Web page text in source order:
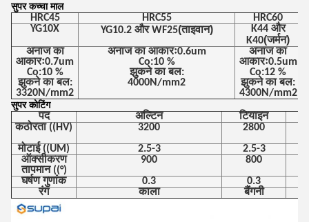
सुपर कच्चा माल
HRC45
HRC55
HRC60
YG10X
YG10.2 और WF25(ताइवान)
K44 और
K40(जर्मन)
अनाज का
आकारः0.7um
Co:10 %
झुकने का बल:
3320N/mm2
अनाज का आकारः0.6um
Co:10 %
झुकने का बल:
4000N/mm2
अनाज का
आकारः0.5um
Co:12 %
झुकने का बल:
4300N/mm2
सुपर कोटिंग
पद
अल्टिन
टियाइन
कठोरता ((HV)
3200
2800
मोटाई ((UM)
2.5-3
2.5-3
ऑक्सीकरण
तापमान ((°)
900
800
घर्षण गुणांक
0.3
0.3
रंग
काला बैंगनी